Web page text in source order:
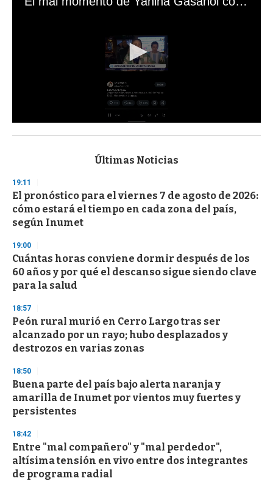
s
d
s
o
f
3
s
e
c
o
n
d
Últimas Noticias
19:11
El pronóstico para el viernes 7 de agosto de 2026:
cómo estará el tiempo en cada zona del país,
según Inumet
19:00
Cuántas horas conviene dormir después de los
60 años y por qué el descanso sigue siendo clave
para la salud
18:57
Peón rural murió en Cerro Largo tras ser
alcanzado por un rayo; hubo desplazados y
destrozos en varias zonas
18:50
Buena parte del país bajo alerta naranja y
amarilla de Inumet por vientos muy fuertes y
persistentes
18:42
Entre "mal compañero" y "mal perdedor",
altísima tensión en vivo entre dos integrantes
de programa radial